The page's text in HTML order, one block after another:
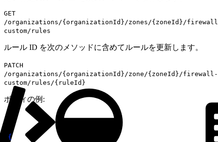
GET
/organizations/{organizationId}/zones/{zoneId}/
custom/rules
ルール ID を次のメソッドに含めてルールを更新します。
PATCH
/organizations/{organizationId}/zone/{zoneId}/firewall-
custom/rules/{ruleId}
ボディの例:
{